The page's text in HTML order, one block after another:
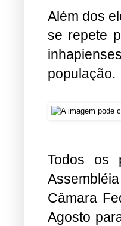
Além dos
se repete
população.
Todos os
Câmara
Agosto